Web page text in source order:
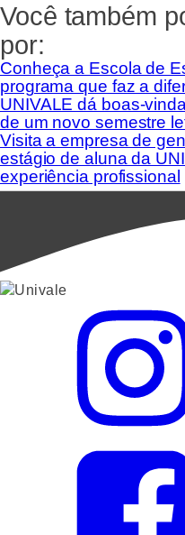
Você também
por:
Conheça a Escola de
programa que faz a
UNIVALE dá boas-
de um novo semestre
Visita a empresa de
estágio de aluna da
experiência profissional